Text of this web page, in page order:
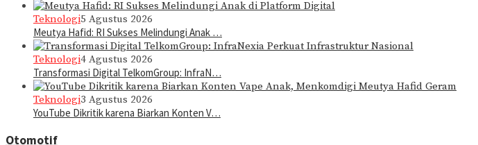
Teknologi5 Agustus 2026
Meutya Hafid: RI Sukses Melindungi Anak …
Teknologi4 Agustus 2026
Transformasi Digital TelkomGroup: InfraN…
Teknologi3 Agustus 2026
YouTube Dikritik karena Biarkan Konten V…
Otomotif